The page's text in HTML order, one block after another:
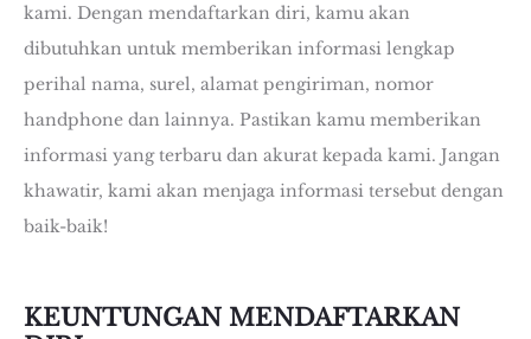
kami. Dengan mendaftarkan diri, kamu akan
dibutuhkan untuk memberikan informasi lengkap
perihal nama, surel, alamat pengiriman, nomor
handphone dan lainnya. Pastikan kamu memberikan
informasi yang terbaru dan akurat kepada kami. Jangan
khawatir, kami akan menjaga informasi tersebut dengan
baik-baik!
KEUNTUNGAN MENDAFTARKAN